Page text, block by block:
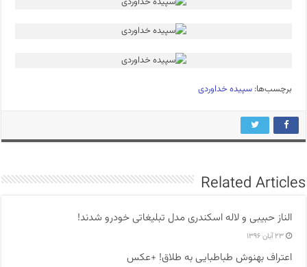
برچسب‌ها:سپیده خداوردی
Related Articles
الناز حبیبی و لاله اسکندری مدل تبلیغاتی خودرو شدند!
۲۳ آبان ۱۳۹۶
اعتراف بهنوش طباطبایی به طلاق! +عکس